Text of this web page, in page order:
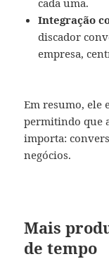
Integração
discador
empresa,
Em resumo, ele
permitindo que
importa:
negócios.
Mais
de tempo